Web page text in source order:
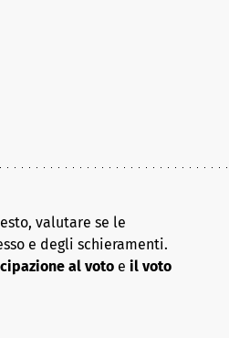
valutare se le
e degli schieramenti.
al voto e il voto